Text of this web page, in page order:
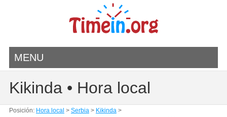
MENU
Kikinda • Hora local
Posición: Hora local > Serbia> Kikinda>